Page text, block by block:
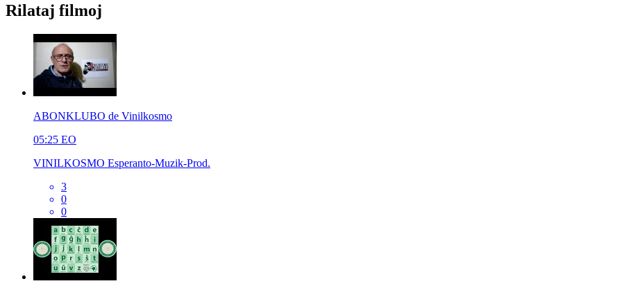
Rilataj filmoj
ABONKLUBO de Vinilkosmo
05:25 EO
VINILKOSMO Esperanto-Muzik-Prod.
3
0
0